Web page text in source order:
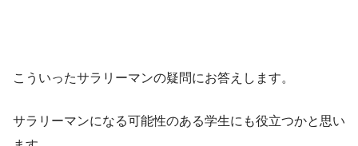
こういったサラリーマンの疑問にお答えします。
サラリーマンになる可能性のある学生にも役立つかと思い